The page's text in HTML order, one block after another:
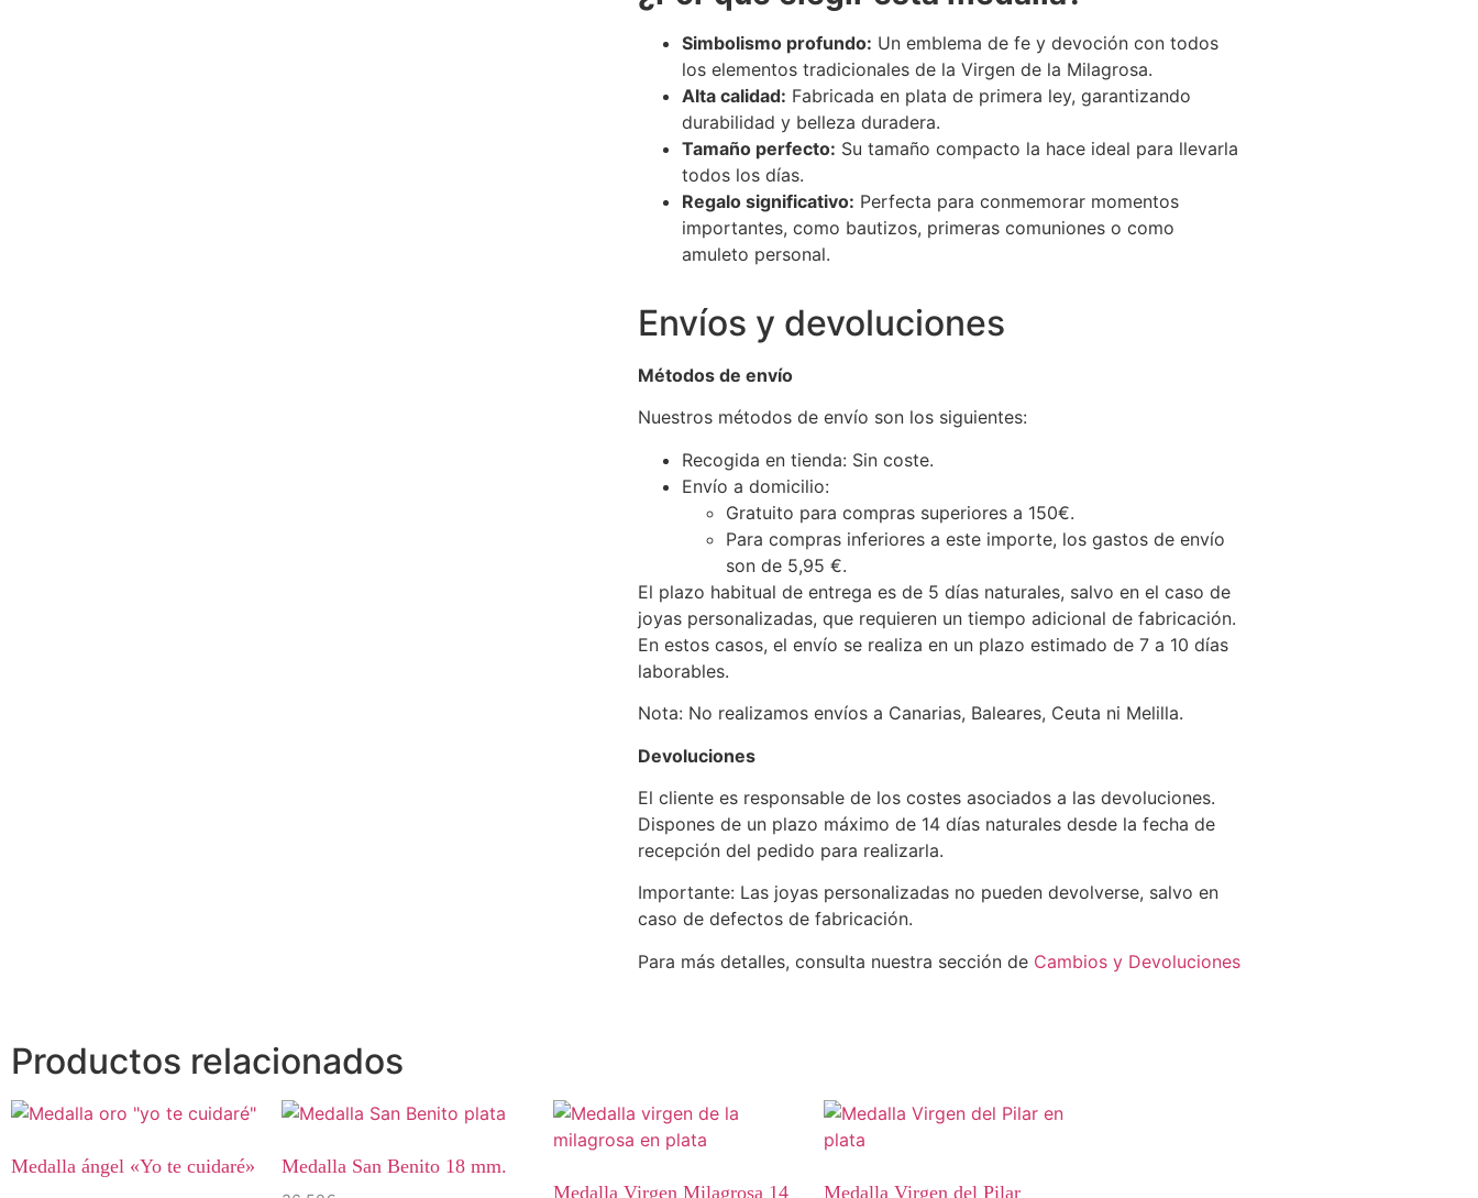
Simbolismo profundo: Un emblema de fe y devoción con todos
los elementos tradicionales de la Virgen de la Milagrosa.
Alta calidad: Fabricada en plata de primera ley, garantizando
durabilidad y belleza duradera.
Tamaño perfecto: Su tamaño compacto la hace ideal para llevarla
todos los días.
Regalo significativo: Perfecta para conmemorar momentos
importantes, como bautizos, primeras comuniones o como
amuleto personal.
Envíos y devoluciones
Métodos de envío
Nuestros métodos de envío son los siguientes:
Recogida en tienda: Sin coste.
Envío a domicilio:
Gratuito para compras superiores a 150€.
Para compras inferiores a este importe, los gastos de envío
son de 5,95 €.
El plazo habitual de entrega es de 5 días naturales, salvo en el caso de
joyas personalizadas, que requieren un tiempo adicional de fabricación.
En estos casos, el envío se realiza en un plazo estimado de 7 a 10 días
laborables.
Nota: No realizamos envíos a Canarias, Baleares, Ceuta ni Melilla.
Devoluciones
El cliente es responsable de los costes asociados a las devoluciones.
Dispones de un plazo máximo de 14 días naturales desde la fecha de
recepción del pedido para realizarla.
Importante: Las joyas personalizadas no pueden devolverse, salvo en
caso de defectos de fabricación.
Para más detalles, consulta nuestra sección de Cambios y Devoluciones
Productos relacionados
Medalla ángel «Yo te cuidaré» Medalla San Benito 18 mm.
Medalla Virgen Milagrosa 14
Medalla Virgen del Pilar